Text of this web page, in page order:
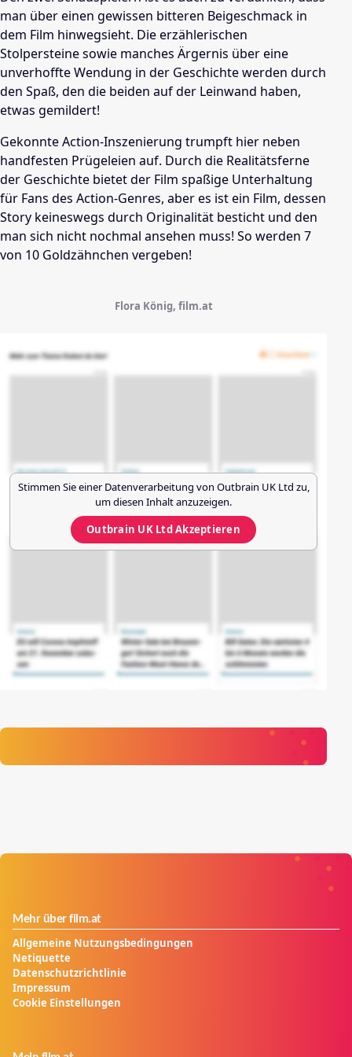
man über einen gewissen bitteren Beigeschmack in
dem Film hinwegsieht. Die erzählerischen
Stolpersteine sowie manches Ärgernis über eine
unverhoffte Wendung in der Geschichte werden durch
den Spaß, den die beiden auf der Leinwand haben,
etwas gemildert!
Gekonnte Action-Inszenierung trumpft hier neben
handfesten Prügeleien auf. Durch die Realitätsferne
der Geschichte bietet der Film spaßige Unterhaltung
für Fans des Action-Genres, aber es ist ein Film, dessen
Story keineswegs durch Originalität besticht und den
man sich nicht nochmal ansehen muss! So werden 7
von 10 Goldzähnchen vergeben!
Flora König, film.at
Stimmen Sie einer Datenverarbeitung von Outbrain UK Ltd zu,
um diesen Inhalt anzuzeigen.
Outbrain UK LtdAkzeptieren
Mehr über film.at
Allgemeine Nutzungsbedingungen
Netiquette
Datenschutzrichtlinie
Impressum
Cookie Einstellungen